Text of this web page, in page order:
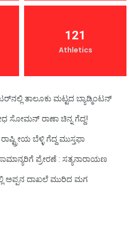
121
Athletics
ತಾಲೂಕು ಮಟ್ಟದ ಬ್ಯಾಡ್ಮಿಂಟನ್‌
ಸೋಮನ್ ರಾಣಾ ಚಿನ್ನ ಗೆದ್ದ!
ಬೆಳ್ಳಿ ಗೆದ್ದ ಮುಸ್ತಫಾ
ಪ್ರೇರಣೆ : ಸತ್ಯನಾರಾಯಣ
ಅಪ್ಪನ ದಾಖಲೆ ಮುರಿದ ಮಗ